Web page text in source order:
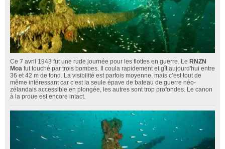
Ce 7 avril 1943 fut une rude journée pour les flottes en guerre. Le RNZN
Moa fut touché par trois bombes. Il coula rapidement et gît aujourd'hui entre
36 et 42 m de fond. La visibilité est parfois moyenne, mais c’est tout de
même intéressant car c’est la seule épave de bateau de guerre néo-
zélandais accessible en plongée, les autres sont trop profondes. Le canon
à la proue est encore intact.